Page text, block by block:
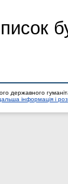
державного
інформація і